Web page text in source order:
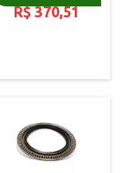
R$ 370,51